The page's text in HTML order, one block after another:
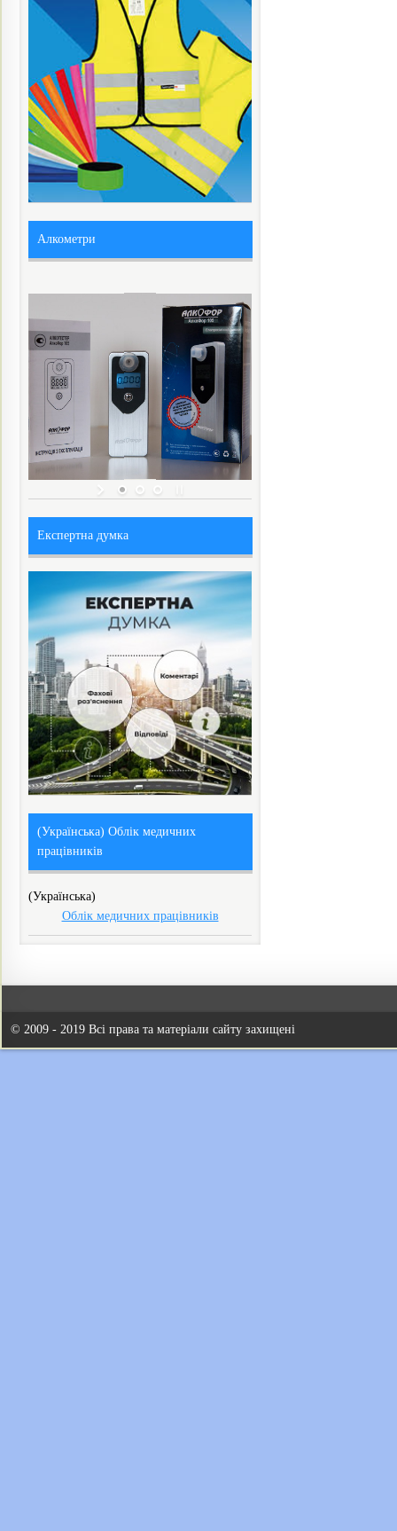
Алкометри
Експертна думка
(Українська) Облік медичних
працівників
(Українська)
Облік медичних працівників
© 2009 - 2019 Всі права та матеріали сайту захищені